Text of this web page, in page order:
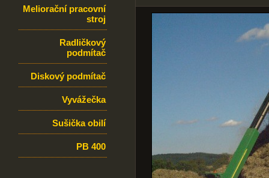
Meliorační pracovní
stroj
Radličkový
podmítač
Diskový podmítač
Vyvážečka
Sušička obilí
PB 400